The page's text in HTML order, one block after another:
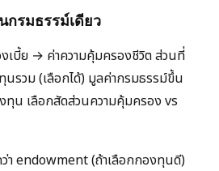
กรมธรรม์เดียว
เบี้ย → ค่าความคุ้มครองชีวิต ส่วนที่
รวม (เลือกได้) มูลค่ากรมธรรม์ขึ้น
น เลือกสัดส่วนความคุ้มครอง vs
า endowment (ถ้าเลือกกองทุนดี)